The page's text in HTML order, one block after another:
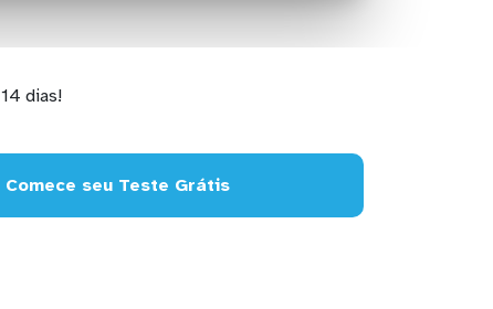
dias!
Comece seu Teste Grátis